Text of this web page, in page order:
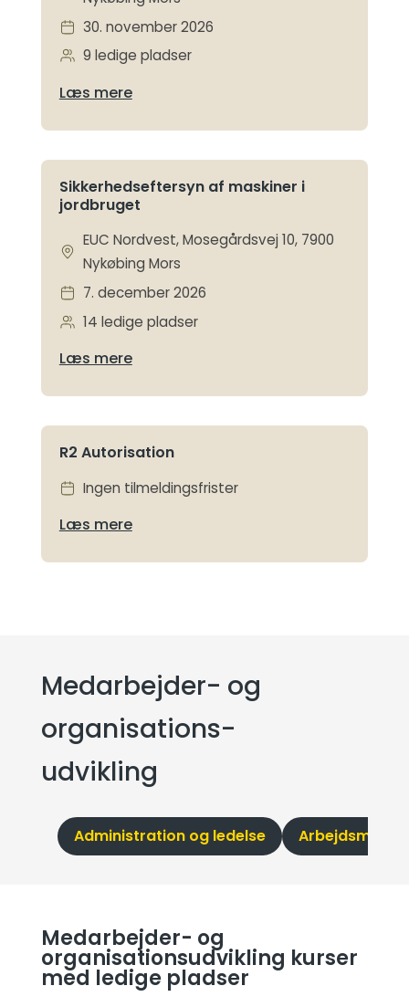
30. november 2026
9 ledige pladser
Læs mere
Sikkerhedseftersyn af maskiner i
jordbruget
EUC Nordvest, Mosegårdsvej 10, 7900
Nykøbing Mors
7. december 2026
14 ledige pladser
Læs mere
R2 Autorisation
Ingen tilmeldingsfrister
Læs mere
Medarbejder- og
organisations­
udvikling
Administration og ledelse Arbejdsmiljø
Medarbejder- og
organisations­udvikling kurser
med ledige pladser